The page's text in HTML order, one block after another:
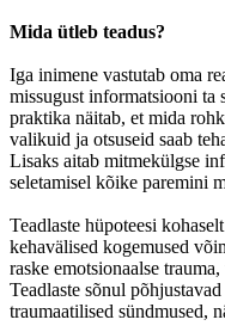
Mida ütleb teadus?
Iga inimene vastutab oma
missugust informatsiooni ta
praktika näitab, et mida
valikuid ja otsuseid saab
Lisaks aitab mitmekülgse
seletamisel kõike paremini
Teadlaste hüpoteesi
kehavälised kogemused
raske emotsionaalse
Teadlaste sõnul
traumaatilised sündmused,